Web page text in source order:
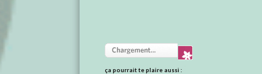
ça pourrait te plaire aussi :